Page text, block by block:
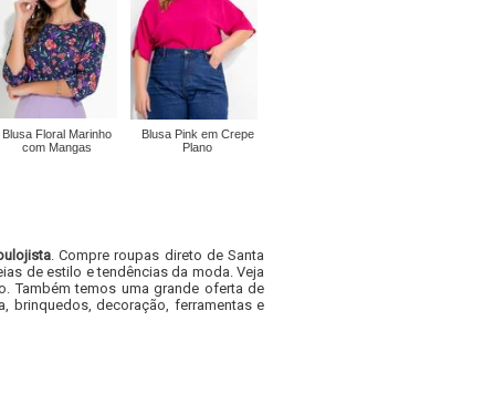
Blusa Floral Marinho
com Mangas
Blusa Pink em Crepe
Plano
. Compre roupas direto de Santa
de estilo e tendências da moda. Veja
Também temos uma grande oferta de
brinquedos, decoração, ferramentas e